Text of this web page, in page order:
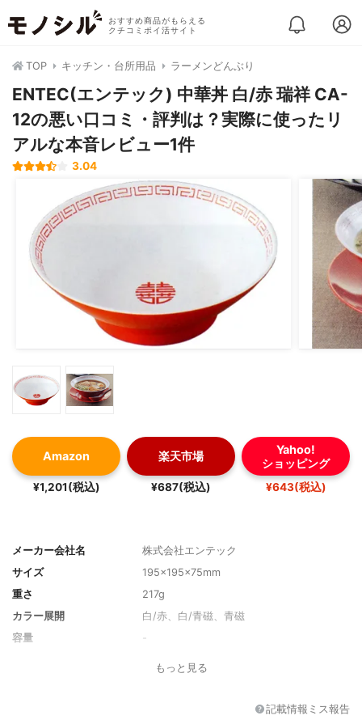
おすすめ商品がもらえる
クチコミポイ活サイト
TOP キッチン・台所用品 ラーメンどんぶり
ENTEC(エンテック) 中華丼 白/赤 瑞祥 CA-
12の悪い口コミ・評判は？実際に使ったリ
アルな本音レビュー1件
3.04
Amazon
¥1,201(税込)
楽天市場
¥687(税込)
Yahoo!
ショッピング
¥643(税込)
メーカー会社名
株式会社エンテック
サイズ
195×195×75mm
重さ
217g
カラー展開
白/赤、白/青磁、青磁
容量
メラミン樹脂
竜電文を二度押し成形法
もっと見る
記載情報ミス報告